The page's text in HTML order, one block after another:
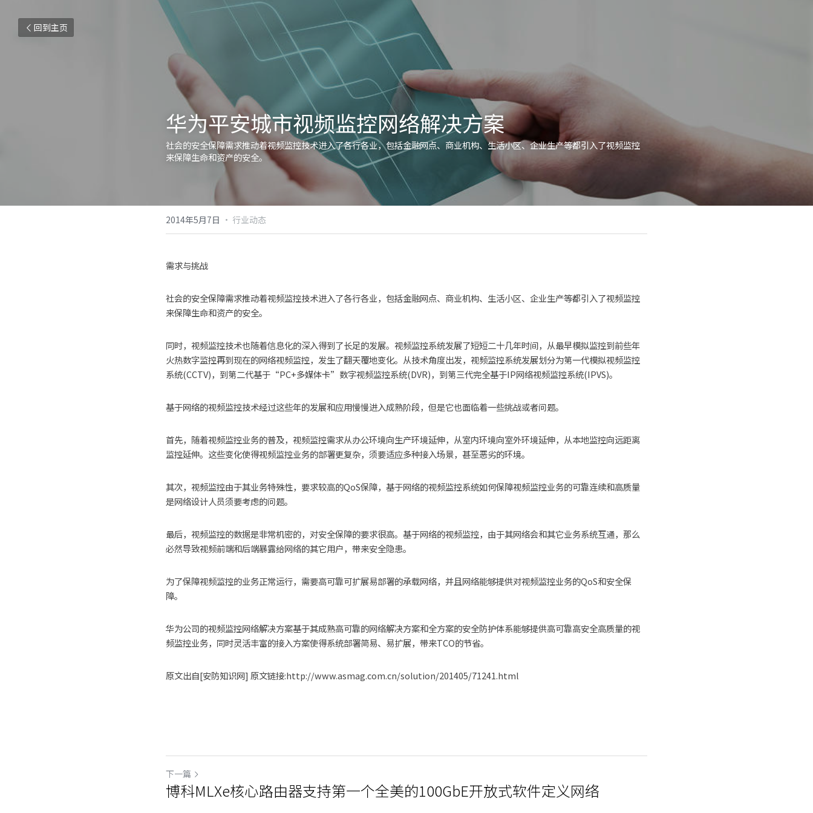
回到主页
华为平安城市视频监控网络解决方案
社会的安全保障需求推动着视频监控技术进入了各行各业，包括金融网点、商业机构、生活小区、企业生产等都引入了视频监控
来保障生命和资产的安全。
2014年5月7日 · 行业动态
需求与挑战
社会的安全保障需求推动着视频监控技术进入了各行各业，包括金融网点、商业机构、生活小区、企业生产等都引入了视频监控
来保障生命和资产的安全。
同时，视频监控技术也随着信息化的深入得到了长足的发展。视频监控系统发展了短短二十几年时间，从最早模拟监控到前些年
火热数字监控再到现在的网络视频监控，发生了翻天覆地变化。从技术角度出发，视频监控系统发展划分为第一代模拟视频监控
系统(CCTV)，到第二代基于“PC+多媒体卡”数字视频监控系统(DVR)，到第三代完全基于IP网络视频监控系统(IPVS)。
基于网络的视频监控技术经过这些年的发展和应用慢慢进入成熟阶段，但是它也面临着一些挑战或者问题。
首先，随着视频监控业务的普及，视频监控需求从办公环境向生产环境延伸，从室内环境向室外环境延伸，从本地监控向远距离
监控延伸。这些变化使得视频监控业务的部署更复杂，须要适应多种接入场景，甚至恶劣的环境。
其次，视频监控由于其业务特殊性，要求较高的QoS保障，基于网络的视频监控系统如何保障视频监控业务的可靠连续和高质量
是网络设计人员须要考虑的问题。
最后，视频监控的数据是非常机密的，对安全保障的要求很高。基于网络的视频监控，由于其网络会和其它业务系统互通，那么
必然导致视频前端和后端暴露给网络的其它用户，带来安全隐患。
为了保障视频监控的业务正常运行，需要高可靠可扩展易部署的承载网络，并且网络能够提供对视频监控业务的QoS和安全保
障。
华为公司的视频监控网络解决方案基于其成熟高可靠的网络解决方案和全方案的安全防护体系能够提供高可靠高安全高质量的视
频监控业务，同时灵活丰富的接入方案使得系统部署简易、易扩展，带来TCO的节省。
原文出自[安防知识网] 原文链接:http://www.asmag.com.cn/solution/201405/71241.html
下一篇
博科MLXe核心路由器支持第一个全美的100GbE开放式软件定义网络